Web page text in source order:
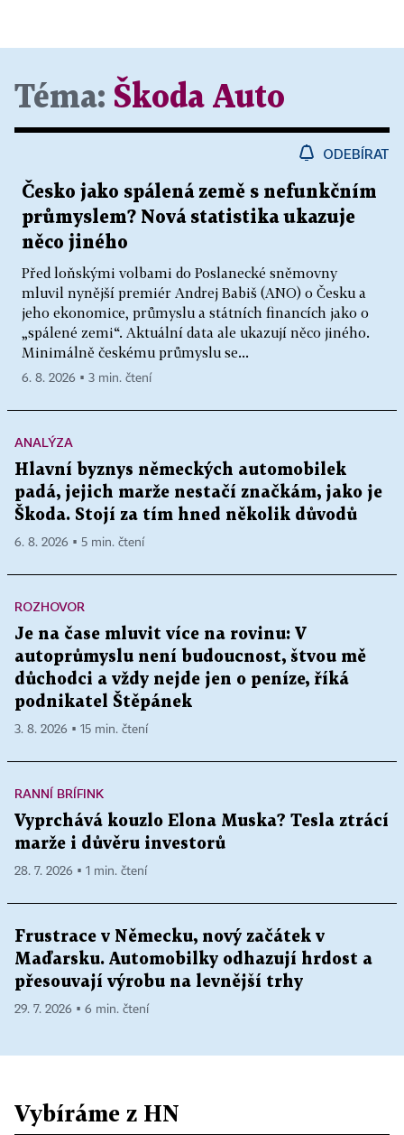
Téma: Škoda Auto
ODEBÍRAT
Česko jako spálená země s nefunkčním
průmyslem? Nová statistika ukazuje
něco jiného
Před loňskými volbami do Poslanecké sněmovny
mluvil nynější premiér Andrej Babiš (ANO) o Česku a
jeho ekonomice, průmyslu a státních financích jako o
„spálené zemi“. Aktuální data ale ukazují něco jiného.
Minimálně českému průmyslu se...
6. 8. 2026 ▪ 3 min. čtení
ANALÝZA
Hlavní byznys německých automobilek
padá, jejich marže nestačí značkám, jako je
Škoda. Stojí za tím hned několik důvodů
6. 8. 2026 ▪ 5 min. čtení
ROZHOVOR
Je na čase mluvit více na rovinu: V
autoprůmyslu není budoucnost, štvou mě
důchodci a vždy nejde jen o peníze, říká
podnikatel Štěpánek
3. 8. 2026 ▪ 15 min. čtení
RANNÍ BRÍFINK
Vyprchává kouzlo Elona Muska? Tesla ztrácí
marže i důvěru investorů
28. 7. 2026 ▪ 1 min. čtení
Frustrace v Německu, nový začátek v
Maďarsku. Automobilky odhazují hrdost a
přesouvají výrobu na levnější trhy
29. 7. 2026 ▪ 6 min. čtení
Vybíráme z HN